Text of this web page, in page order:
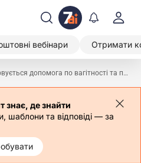
вебінари Отримати
Як оподатковується допомога по вагітності та пологах ПДФО та ВЗ
знає, де знайти
шаблони та відповіді — за